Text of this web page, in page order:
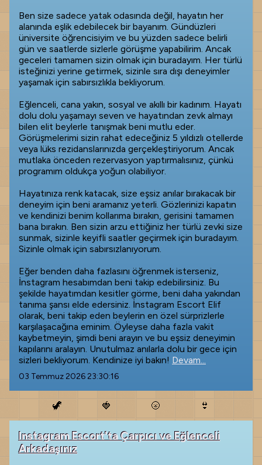
Ben size sadece yatak odasında değil, hayatın her
alanında eşlik edebilecek bir bayanım. Gündüzleri
üniversite öğrencisiyim ve bu yüzden sadece belirli
gün ve saatlerde sizlerle görüşme yapabilirim. Ancak
geceleri tamamen sizin olmak için buradayım. Her türlü
isteğinizi yerine getirmek, sizinle sıra dışı deneyimler
yaşamak için sabırsızlıkla bekliyorum.
Eğlenceli, cana yakın, sosyal ve akıllı bir kadınım. Hayatı
dolu dolu yaşamayı seven ve hayatından zevk almayı
bilen elit beylerle tanışmak beni mutlu eder.
Görüşmelerimi sizin rahat edeceğiniz 5 yıldızlı otellerde
veya lüks rezidanslarınızda gerçekleştiriyorum. Ancak
mutlaka önceden rezervasyon yaptırmalısınız, çünkü
programım oldukça yoğun olabiliyor.
Hayatınıza renk katacak, size eşsiz anılar bırakacak bir
deneyim için beni aramanız yeterli. Gözlerinizi kapatın
ve kendinizi benim kollarıma bırakın, gerisini tamamen
bana bırakın. Ben sizin arzu ettiğiniz her türlü zevki size
sunmak, sizinle keyifli saatler geçirmek için buradayım.
Sizinle olmak için sabırsızlanıyorum.
Eğer benden daha fazlasını öğrenmek isterseniz,
İnstagram hesabımdan beni takip edebilirsiniz. Bu
şekilde hayatımdan kesitler görme, beni daha yakından
tanıma şansı elde edersiniz. İnstagram Escort Elif
olarak, beni takip eden beylerin en özel sürprizlerle
karşılaşacağına eminim. Öyleyse daha fazla vakit
kaybetmeyin, şimdi beni arayın ve bu eşsiz deneyimin
kapılarını aralayın. Unutulmaz anılarla dolu bir gece için
sizleri bekliyorum. Kendinize iyi bakın! Devam...
03 Temmuz 2026 23:30:16
🦖 🍓 🌝 👙
Instagram Escort'ta Çarpıcı ve Eğlenceli
Arkadaşınız